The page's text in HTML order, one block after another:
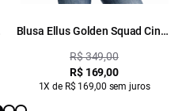
Blusa Ellus Golden Squad Cinza
R$ 349,00
R$ 169,00
1X de R$ 169,00 sem juros